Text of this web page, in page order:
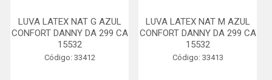
LUVA LATEX NAT G AZUL
CONFORT DANNY DA 299 CA
15532
Código: 33412
LUVA LATEX NAT M AZUL
CONFORT DANNY DA 299 CA
15532
Código: 33413